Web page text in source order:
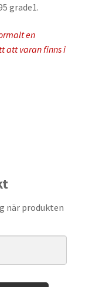
grade1.
en
att varan finns i
när produkten